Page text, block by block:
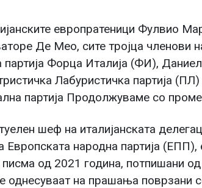
европратеници Фулвио
Де Мео, сите тројца членови
партија Форца Италија (ФИ),
Лабуристичка партија
партија Продолжуваме со
шеф на италијанската
Европската народна партија (ЕПП),
писма од 2021 година, потпишани
однесуваат на прашања поврзани